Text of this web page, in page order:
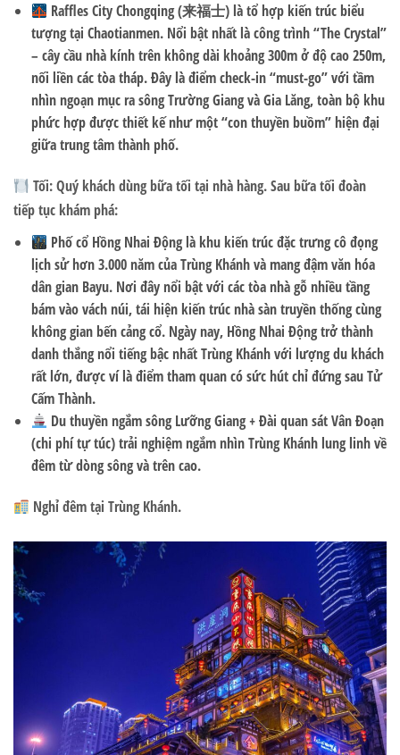
Raffles City Chongqing (来福士) là tổ hợp kiến trúc biểu
tượng tại Chaotianmen. Nổi bật nhất là công trình“The Crystal”
– cây cầu nhà kính trên không dài khoảng 300m ở độ cao 250m,
nối liền các tòa tháp. Đây là điểm check-in “must-go” với tầm
nhìn ngoạn mục ra sông Trường Giang và Gia Lăng, toàn bộ khu
phức hợp được thiết kế như một “con thuyền buồm” hiện đại
giữa trung tâm thành phố.
Tối:Quý khách dùng bữa tối tại nhà hàng. Sau bữa tối đoàn
tiếp tục khám phá:
Phố cổ Hồng Nhai Độnglà khu kiến trúc đặc trưng cô đọng
lịch sử hơn 3.000 năm của Trùng Khánh và mang đậm văn hóa
dân gian Bayu. Nơi đây nổi bật với các tòa nhà gỗ nhiều tầng
bám vào vách núi, tái hiện kiến trúc nhà sàn truyền thống cùng
không gian bến cảng cổ. Ngày nay, Hồng Nhai Động trở thành
danh thắng nổi tiếng bậc nhất Trùng Khánh với lượng du khách
rất lớn, được ví là điểm tham quan có sức hút chỉ đứng sau Tử
Cấm Thành.
Du thuyền ngắm sông Lưỡng Giang + Đài quan sát Vân Đoạn
(chi phí tự túc) trải nghiệm ngắm nhìn Trùng Khánh lung linh về
đêm từ dòng sông và trên cao.
Nghỉ đêm tại Trùng Khánh.